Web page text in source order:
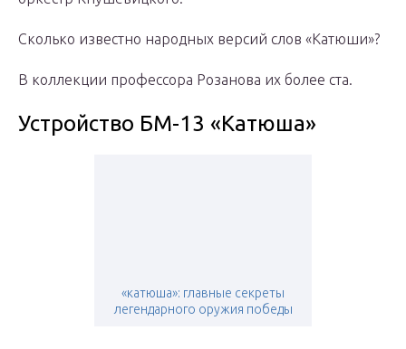
Сколько известно народных версий слов «Катюши»?
В коллекции профессора Розанова их более ста.
Устройство БМ-13 «Катюша»
«катюша»: главные секреты
легендарного оружия победы